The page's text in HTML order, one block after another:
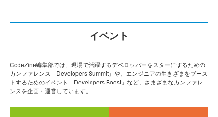
イベント
CodeZine編集部では、現場で活躍するデベロッパーをスターにするための
カンファレンス「Developers Summit」や、エンジニアの生きざまをブース
トするためのイベント「Developers Boost」など、さまざまなカンファレ
ンスを企画・運営しています。